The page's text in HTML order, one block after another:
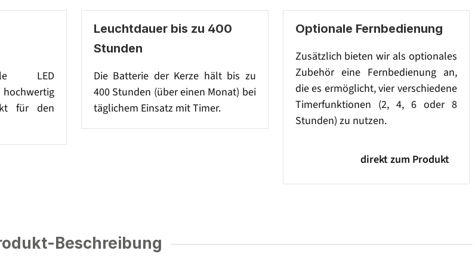
LED
für den
Leuchtdauer bis zu 400
Stunden
Die Batterie der Kerze hält bis zu
400 Stunden (über einen Monat) bei
täglichem Einsatz mit Timer.
Optionale Fernbedienung
Zusätzlich bieten wir als optionales
Zubehör eine Fernbedienung an,
die es ermöglicht, vier verschiedene
Timerfunktionen (2, 4, 6 oder 8
Stunden) zu nutzen.
direkt zum Produkt
Beschreibung